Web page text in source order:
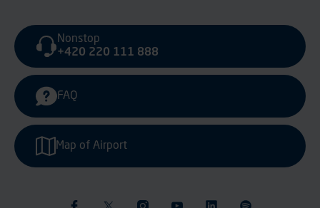
Nonstop
+420 220 111 888
FAQ
Map of Airport